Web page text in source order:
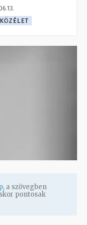
, a szövegben
pontosak